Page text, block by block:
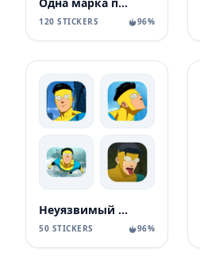
120 STICKERS 96%
Неуязвимый Марк
50 STICKERS 96%